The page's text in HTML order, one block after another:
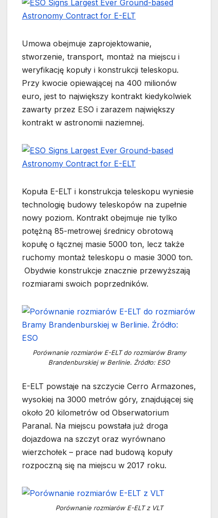
Umowa obejmuje zaprojektowanie,
stworzenie, transport, montaż na miejscu i
weryfikację kopuły i konstrukcji teleskopu.
Przy kwocie opiewającej na 400 milionów
euro, jest to największy kontrakt kiedykolwiek
zawarty przez ESO i zarazem największy
kontrakt w astronomii naziemnej.
Kopuła E-ELT i konstrukcja teleskopu wyniesie
technologię budowy teleskopów na zupełnie
nowy poziom. Kontrakt obejmuje nie tylko
potężną 85-metrowej średnicy obrotową
kopułę o łącznej masie 5000 ton, lecz także
ruchomy montaż teleskopu o masie 3000 ton.
Obydwie konstrukcje znacznie przewyższają
rozmiarami swoich poprzedników.
Porównanie rozmiarów E-ELT do rozmiarów Bramy
Brandenburskiej w Berlinie. Źródło: ESO
E-ELT powstaje na szczycie Cerro Armazones,
wysokiej na 3000 metrów góry, znajdującej się
około 20 kilometrów od Obserwatorium
Paranal. Na miejscu powstała już droga
dojazdowa na szczyt oraz wyrównano
wierzchołek – prace nad budową kopuły
rozpoczną się na miejscu w 2017 roku.
Porównanie rozmiarów E-ELT z VLT